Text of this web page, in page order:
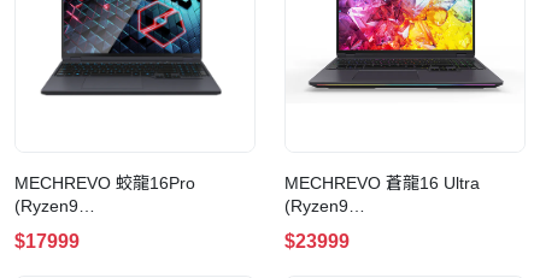
MECHREVO 蛟龍16Pro
(Ryzen9
8945HX+RTX5070Ti+32GB
DDR5+1TB SSD+Win11 Pro) 手
$17999
MECHREVO 蒼龍16 Ultra
(Ryzen9
9955HX+RTX5080+32GB
DDR5+2TB SSD+Win11 Pro) 手
$23999